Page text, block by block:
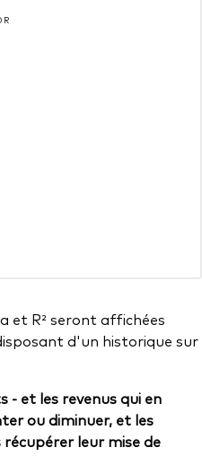
et R² seront affichées
d'un historique sur
- et les revenus qui en
ou diminuer, et les
leur mise de